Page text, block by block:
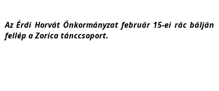
Az Érdi Horvát Önkormányzat február 15-ei rác bálján
fellép a Zorica tánccsoport.